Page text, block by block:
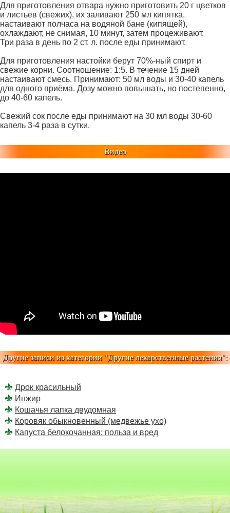
Для приготовления отвара нужно приготовить 20 г цветков
и листьев (свежих), их заливают 250 мл кипятка,
настаивают полчаса на водяной бане (кипящей),
охлаждают, не снимая, 10 минут, затем процеживают.
Три раза в день по 2 ст. л. после еды принимают.
Для приготовления настойки берут 70%-ный спирт и
свежие корни. Соотношение: 1:5. В течение 15 дней
настаивают смесь. Принимают: 50 мл воды и 30-40 капель
для одного приёма. Дозу можно повышать, но постепенно,
до 40-60 капель.
Свежий сок после еды принимают на 30 мл воды 30-60
капель 3-4 раза в сутки.
Видео
Другие записи из категории "Другие лекарственные растения":
Дрок красильный
Инжир
Кошачья лапка двудомная
Коровяк обыкновенный (медвежье ухо)
Капуста белокочанная: польза и вред